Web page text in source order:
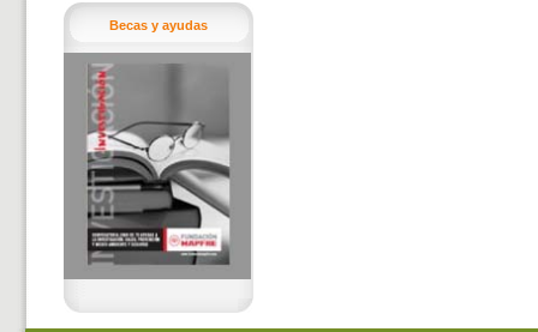
Becas y ayudas